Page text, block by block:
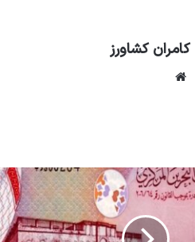
کامران کشاورز